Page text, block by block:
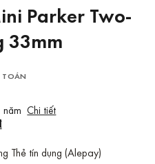
Parker Two-
33mm
TOÁN
nămChi tiết
Thẻ tín dụng (Alepay)